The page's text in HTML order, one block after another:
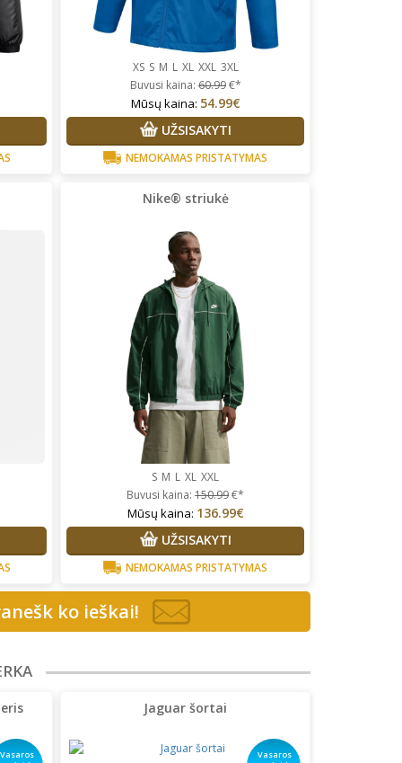
XS S M L XL XXL 3XL
Buvusi kaina:60.99€*
Mūsų kaina: 54.99€
UŽSISAKYTI
NEMOKAMAS PRISTATYMAS
Nike® striukė
S M L XL XXL
Buvusi kaina:150.99€*
Mūsų kaina: 136.99€
UŽSISAKYTI
NEMOKAMAS PRISTATYMAS
ko ieškai!
Vasaros
Jaguar šortai
Vasaros